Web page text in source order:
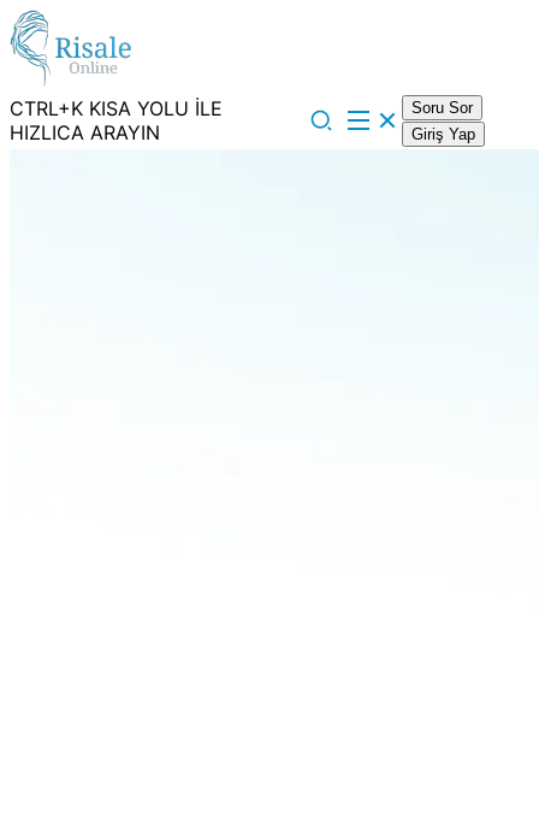
CTRL+K KISA YOLU İLE
HIZLICA ARAYIN
Soru Sor
Giriş Yap